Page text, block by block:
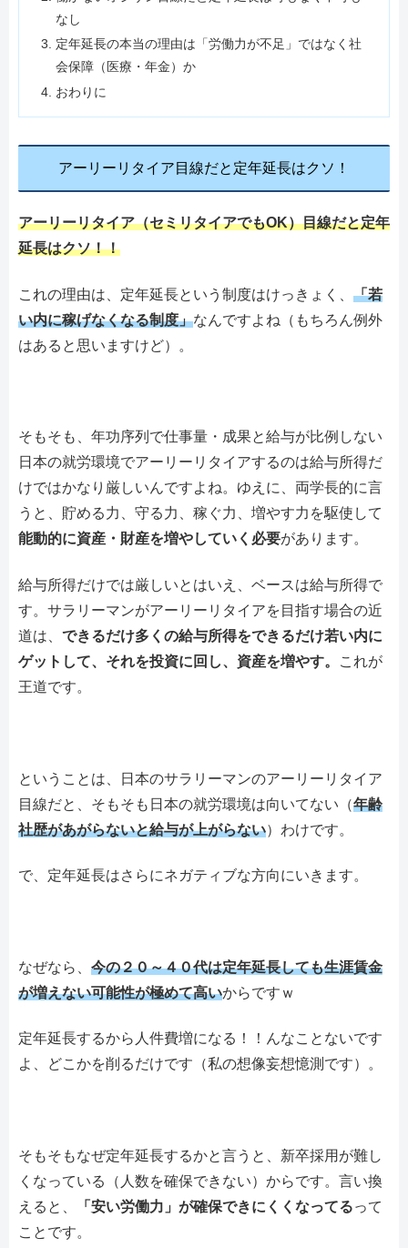
なし
定年延長の本当の理由は「労働力が不足」ではなく社
会保障（医療・年金）か
おわりに
アーリーリタイア目線だと定年延長はクソ！
アーリーリタイア（セミリタイアでもOK）目線だと定年
延長はクソ！！
これの理由は、定年延長という制度はけっきょく、 「若
い内に稼げなくなる制度」なんですよね（もちろん例外
はあると思いますけど）。
そもそも、年功序列で仕事量・成果と給与が比例しない
日本の就労環境でアーリーリタイアするのは給与所得だ
けではかなり厳しいんですよね。ゆえに、両学長的に言
うと、貯める力、守る力、稼ぐ力、増やす力を駆使して
能動的に資産・財産を増やしていく必要があります。
給与所得だけでは厳しいとはいえ、ベースは給与所得で
す。サラリーマンがアーリーリタイアを目指す場合の近
道は、 できるだけ多くの給与所得をできるだけ若い内に
ゲットして、それを投資に回し、資産を増やす。
これが
王道です。
ということは、日本のサラリーマンのアーリーリタイア
目線だと、そもそも日本の就労環境は向いてない（年齢
社歴があがらないと給与が上がらない）わけです。
で、定年延長はさらにネガティブな方向にいきます。
なぜなら、 今の２０～４０代は定年延長しても生涯賃金
が増えない可能性が極めて高いからですｗ
定年延長するから人件費増になる！！んなことないです
よ、どこかを削るだけです（私の想像妄想憶測です）。
そもそもなぜ定年延長するかと言うと、新卒採用が難し
くなっている（人数を確保できない）からです。言い換
えると、
「安い労働力」が確保できにくくなってるって
ことです。